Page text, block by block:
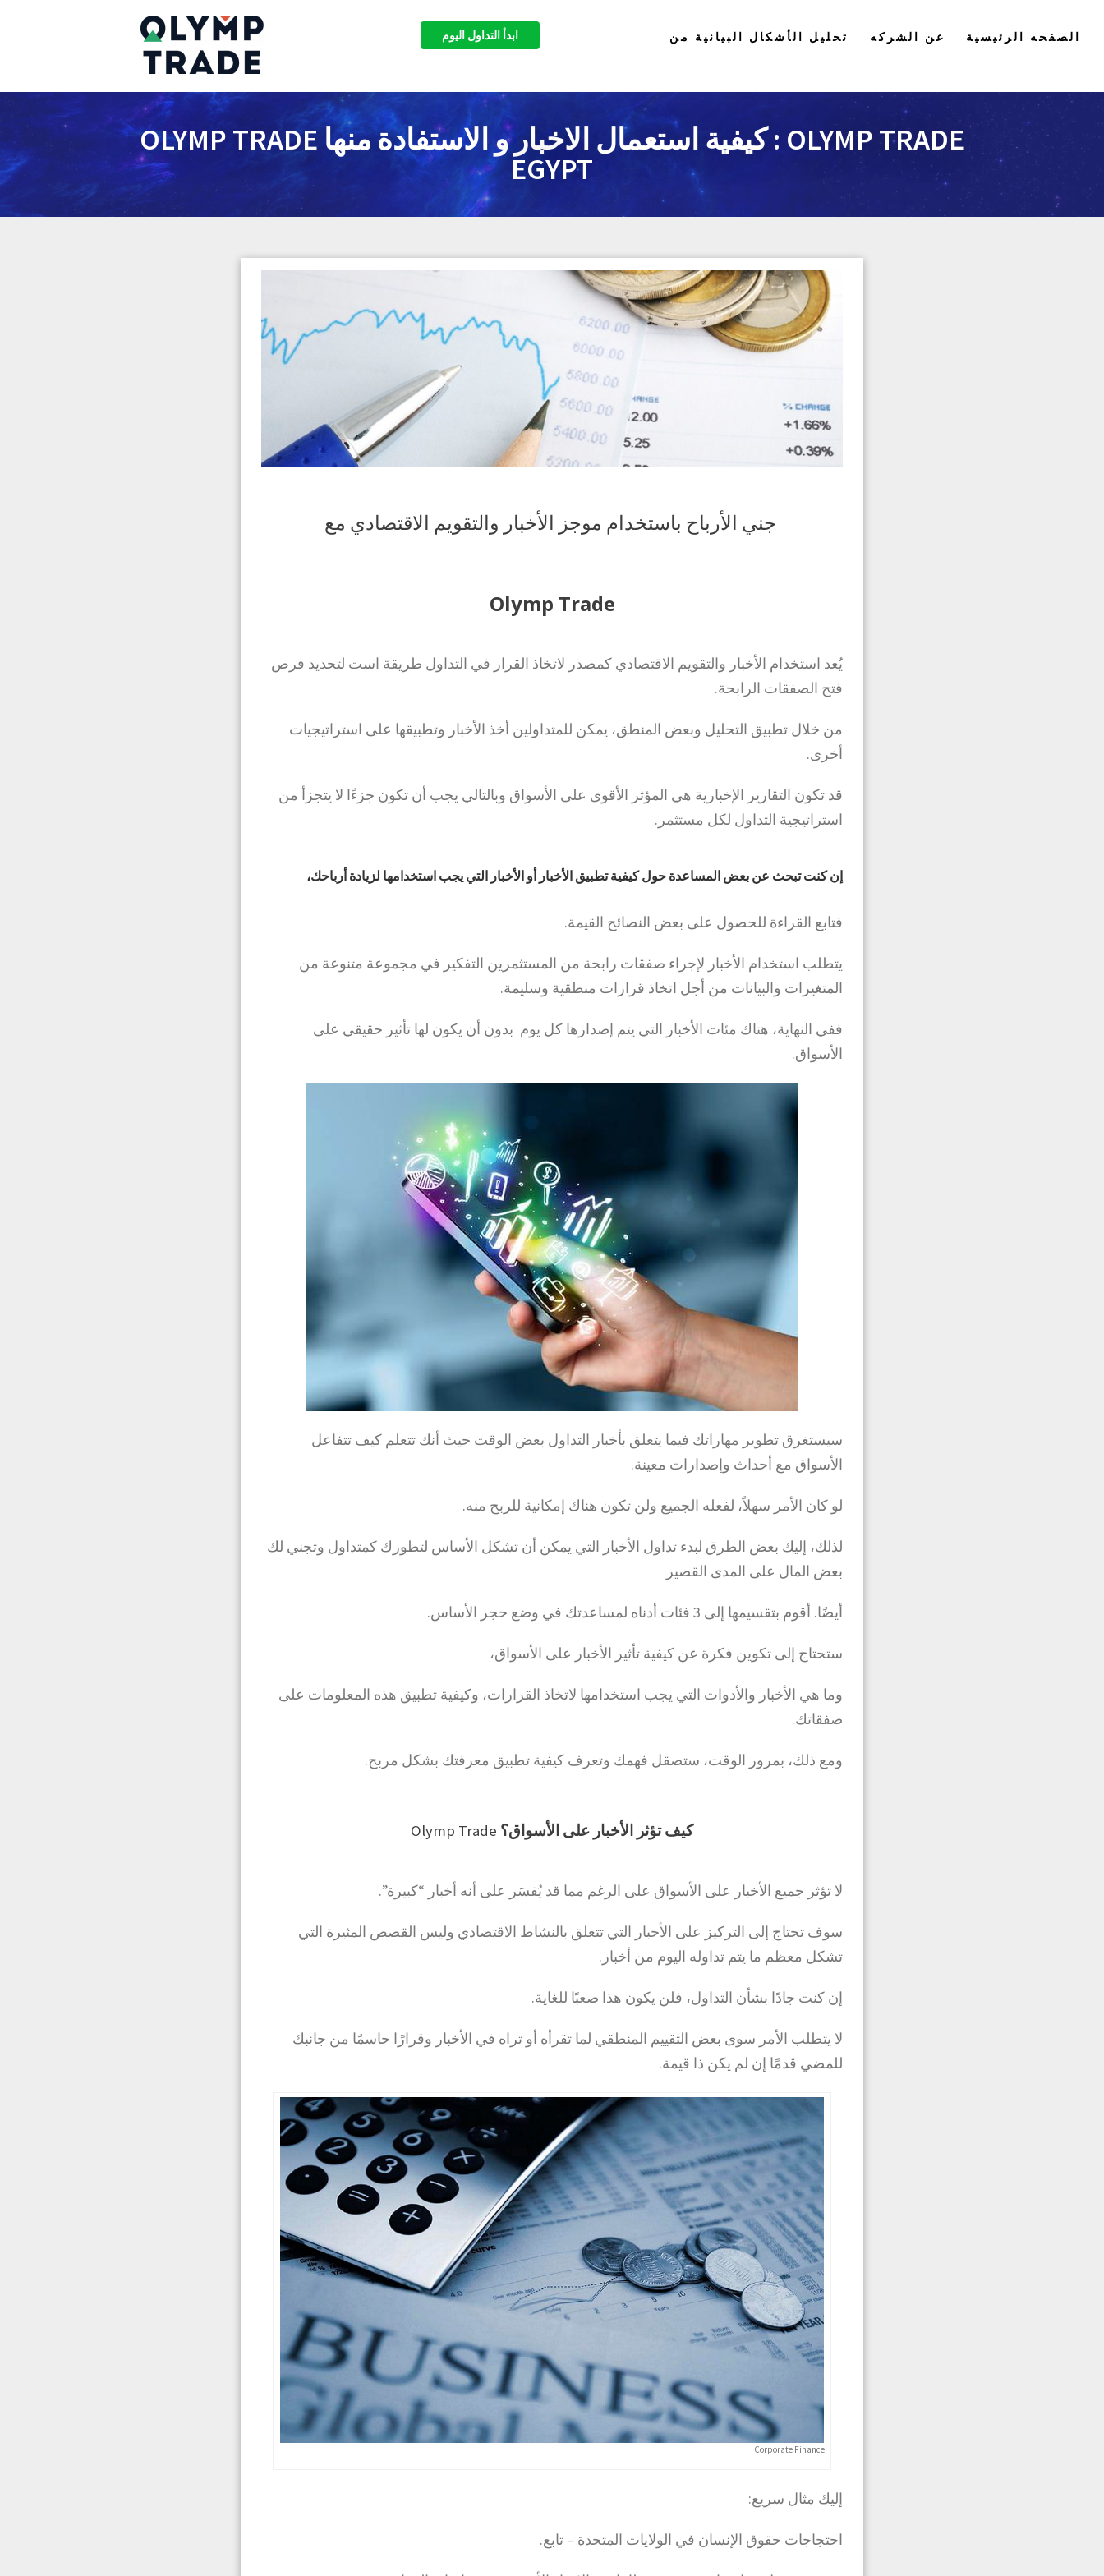
ابدأ التداول اليوم الصفحه الرئيسية عن الشركه تحليل الأشكال البيانية من
OLYMP TRADE : كيفية استعمال الاخبار و الاستفادة منها OLYMP TRADE
EGYPT
جني الأرباح باستخدام موجز الأخبار والتقويم الاقتصادي مع
Olymp Trade
يُعد استخدام الأخبار والتقويم الاقتصادي كمصدر لاتخاذ القرار في التداول طريقة است لتحديد فرص
فتح الصفقات الرابحة.
من خلال تطبيق التحليل وبعض المنطق، يمكن للمتداولين أخذ الأخبار وتطبيقها على استراتيجيات
أخرى.
قد تكون التقارير الإخبارية هي المؤثر الأقوى على الأسواق وبالتالي يجب أن تكون جزءًا لا يتجزأ من
استراتيجية التداول لكل مستثمر.
إن كنت تبحث عن بعض المساعدة حول كيفية تطبيق الأخبار أو الأخبار التي يجب استخدامها لزيادة أرباحك،
فتابع القراءة للحصول على بعض النصائح القيمة.
يتطلب استخدام الأخبار لإجراء صفقات رابحة من المستثمرين التفكير في مجموعة متنوعة من
المتغيرات والبيانات من أجل اتخاذ قرارات منطقية وسليمة.
ففي النهاية، هناك مئات الأخبار التي يتم إصدارها كل يوم بدون أن يكون لها تأثير حقيقي على
الأسواق.
سيستغرق تطوير مهاراتك فيما يتعلق بأخبار التداول بعض الوقت حيث أنك تتعلم كيف تتفاعل
الأسواق مع أحداث وإصدارات معينة.
لو كان الأمر سهلاً، لفعله الجميع ولن تكون هناك إمكانية للربح منه.
لذلك، إليك بعض الطرق لبدء تداول الأخبار التي يمكن أن تشكل الأساس لتطورك كمتداول وتجني لك
بعض المال على المدى القصير
أيضًا. أقوم بتقسيمها إلى 3 فئات أدناه لمساعدتك في وضع حجر الأساس.
ستحتاج إلى تكوين فكرة عن كيفية تأثير الأخبار على الأسواق،
وما هي الأخبار والأدوات التي يجب استخدامها لاتخاذ القرارات، وكيفية تطبيق هذه المعلومات على
صفقاتك.
ومع ذلك، بمرور الوقت، ستصقل فهمك وتعرف كيفية تطبيق معرفتك بشكل مربح.
كيف تؤثر الأخبار على الأسواق؟ Olymp Trade
لا تؤثر جميع الأخبار على الأسواق على الرغم مما قد يُفسَر على أنه أخبار “كبيرة”.
سوف تحتاج إلى التركيز على الأخبار التي تتعلق بالنشاط الاقتصادي وليس القصص المثيرة التي
تشكل معظم ما يتم تداوله اليوم من أخبار.
إن كنت جادًا بشأن التداول، فلن يكون هذا صعبًا للغاية.
لا يتطلب الأمر سوى بعض التقييم المنطقي لما تقرأه أو تراه في الأخبار وقرارًا حاسمًا من جانبك
للمضي قدمًا إن لم يكن ذا قيمة.
Corporate Finance
إليك مثال سريع:
احتجاجات حقوق الإنسان في الولايات المتحدة – تابع.